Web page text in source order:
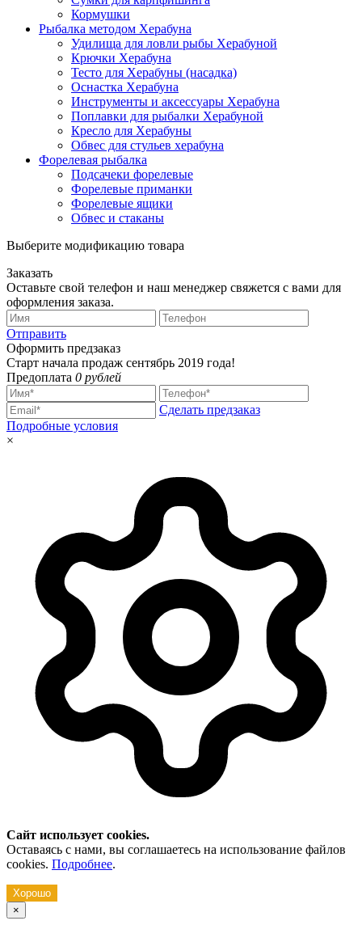
Кормушки
Рыбалка методом Херабуна
Удилища для ловли рыбы Херабуной
Крючки Херабуна
Тесто для Херабуны (насадка)
Оснастка Херабуна
Инструменты и аксессуары Херабуна
Поплавки для рыбалки Херабуной
Кресло для Херабуны
Обвес для стульев херабуна
Форелевая рыбалка
Подсачеки форелевые
Форелевые приманки
Форелевые ящики
Обвес и стаканы
Выберите модификацию товара
Заказать
Оставьте свой телефон и наш менеджер свяжется с вами для
оформления заказа.
Отправить
Оформить предзаказ
Старт начала продаж сентябрь 2019 года!
Предоплата 0 рублей
Сделать предзаказ
Подробные условия
×
Сайт использует cookies.
Оставаясь с нами, вы соглашаетесь на использование файлов
cookies. Подробнее.
Хорошо
×